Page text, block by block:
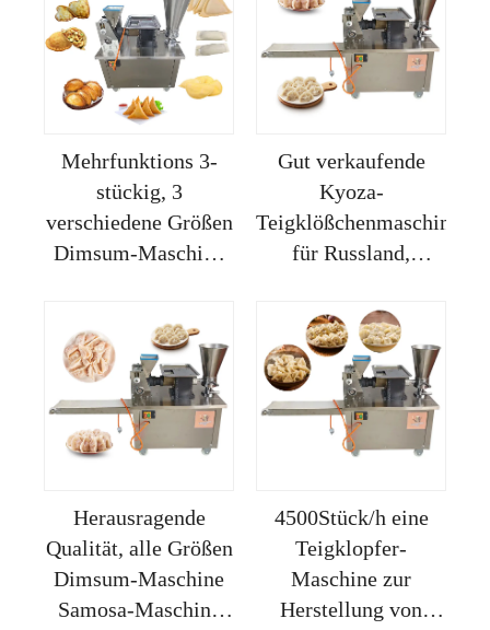
Mehrfunktions 3-
stückig, 3
verschiedene Größen
Dimsum-Maschine
Gut verkaufende
Kyoza-
Teigklößchenmaschine
für Russland,
Macher,
automatischer
einfacher
Teigklößchenmacher,
kleines Küchengerät
Herausragende
Qualität, alle Größen
Dimsum-Maschine
Samosa-Maschine
4500Stück/h eine
Teigklopfer-
Maschine zur
Herstellung von